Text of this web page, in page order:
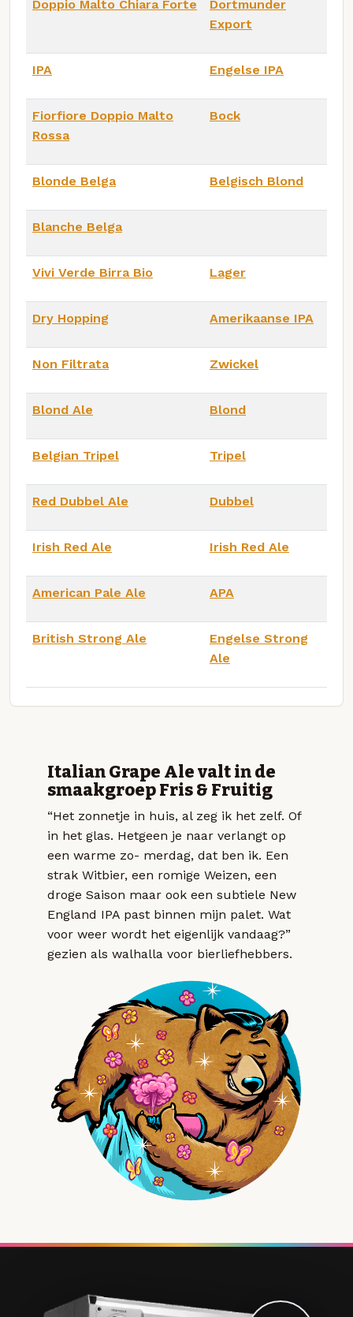
Doppio Malto Chiara Forte
Dortmunder
Export
IPA Engelse IPA
Fiorfiore Doppio Malto
Rossa
Bock
Blonde Belga Belgisch Blond
Blanche Belga
Vivi Verde Birra Bio Lager
Dry Hopping Amerikaanse IPA
Non Filtrata Zwickel
Blond Ale Blond
Belgian Tripel Tripel
Red Dubbel Ale Dubbel
Irish Red Ale Irish Red Ale
American Pale Ale APA
British Strong Ale
Engelse Strong
Ale
Italian Grape Ale valt in de
smaakgroep Fris & Fruitig
“Het zonnetje in huis, al zeg ik het zelf. Of
in het glas. Hetgeen je naar verlangt op
een warme zo- merdag, dat ben ik. Een
strak Witbier, een romige Weizen, een
droge Saison maar ook een subtiele New
England IPA past binnen mijn palet. Wat
voor weer wordt het eigenlijk vandaag?”
gezien als walhalla voor bierliefhebbers.